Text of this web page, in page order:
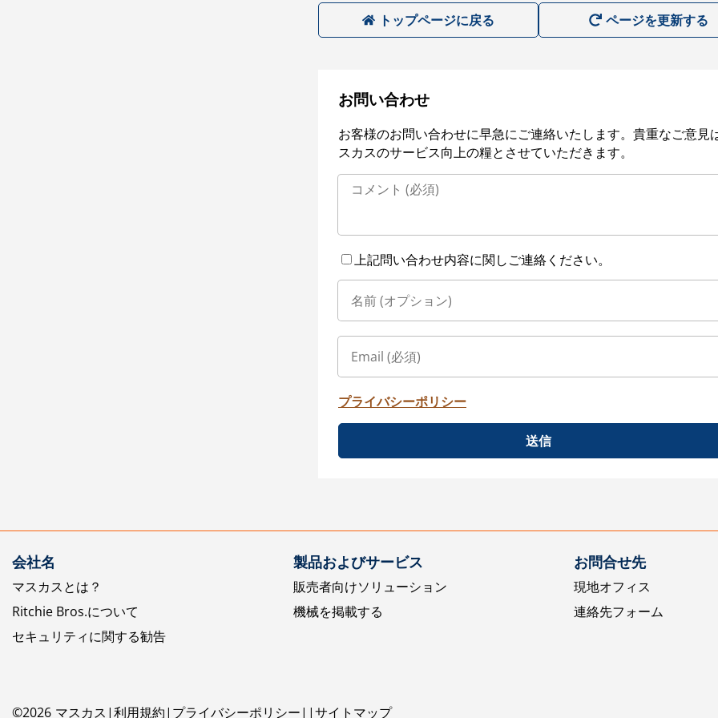
トップページに戻る ページを更新する
お問い合わせ
お客様のお問い合わせに早急にご連絡いたします。貴重なご意見
スカスのサービス向上の糧とさせていただきます。
上記問い合わせ内容に関しご連絡ください。
プライバシーポリシー
送信
会社名
マスカスとは？
Ritchie Bros.について
セキュリティに関する勧告
製品およびサービス
販売者向けソリューション
機械を掲載する
お問合せ先
現地オフィス
連絡先フォーム
©2026 マスカス 利用規約 プライバシーポリシー サイトマップ